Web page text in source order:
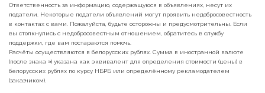
Ответственность за информацию, содержащуюся в объявлениях, несут их
податели. Некоторые податели объявлений могут проявить недобросовестность
в контактах с вами. Пожалуйста, будьте осторожны и предусмотрительны. Если
вы столкнулись с недобросовестным отношением, обратитесь в службу
поддержки, где вам постараются помочь.
Расчёты осуществляются в белорусских рублях. Сумма в иностранной валюте
(после знака ≈) указана как эквивалент для определения стоимости (цены) в
белорусских рублях по курсу НБРБ или определённому рекламодателем
(заказчиком).